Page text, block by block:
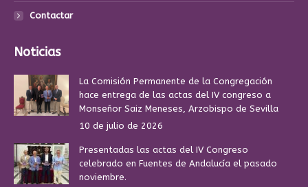
Contactar
Noticias
La Comisión Permanente de la Congregación
hace entrega de las actas del IV congreso a
Monseñor Saiz Meneses, Arzobispo de Sevilla
10 de julio de 2026
Presentadas las actas del IV Congreso
celebrado en Fuentes de Andalucía el pasado
noviembre.